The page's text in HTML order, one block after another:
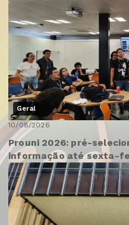
Geral
10/08/2026
Prouni 2026: pré-
informação até sexta-